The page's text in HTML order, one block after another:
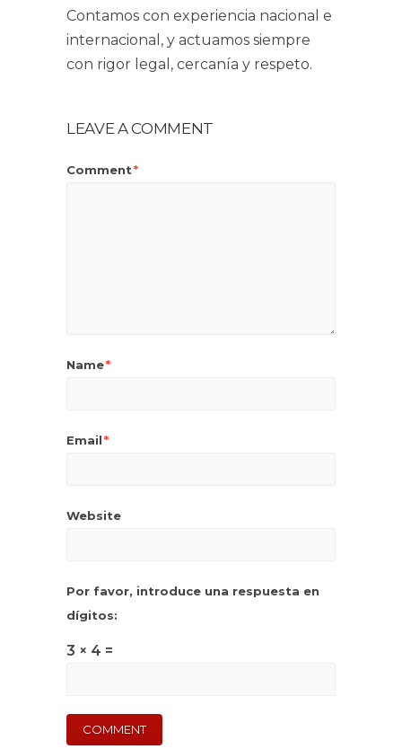
Contamos con experiencia nacional e
internacional, y actuamos siempre
con rigor legal, cercanía y respeto.
LEAVE A COMMENT
Comment*
Name*
Email*
Website
Por favor, introduce una respuesta en
dígitos:
3 × 4 =